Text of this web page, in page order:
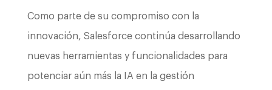
Como parte de su compromiso con la
innovación, Salesforce continúa desarrollando
nuevas herramientas y funcionalidades para
potenciar aún más la IA en la gestión